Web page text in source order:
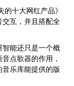
十大网红产品》
互，并且搭配全
能还只是一个概
点歌器的作用，
乐库能提供的版